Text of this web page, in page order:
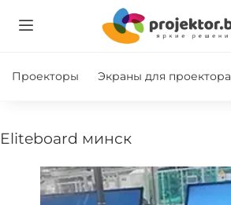
Проекторы Экраны для проектора
eliteboard минск